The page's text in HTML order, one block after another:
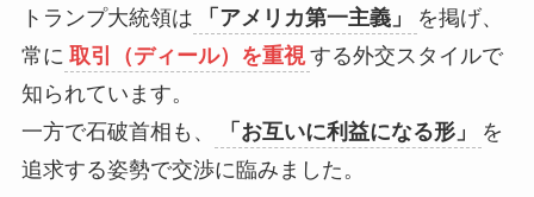
トランプ大統領は 「アメリカ第一主義」
を掲げ、
常に 取引（ディール）を重視 する外交スタイルで
知られています。
一方で石破首相も、
「お互いに利益になる形」
を
追求する姿勢で交渉に臨みました。